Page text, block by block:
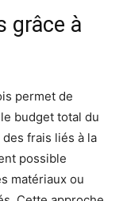
grâce à
permet de
budget total du
frais liés à la
possible
matériaux ou